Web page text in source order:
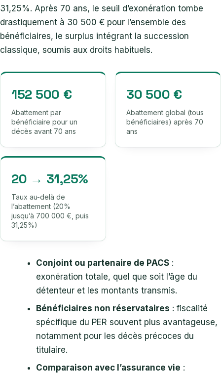
31,25%. Après 70 ans, le seuil d’exonération tombe
drastiquement à 30 500 € pour l’ensemble des
bénéficiaires, le surplus intégrant la succession
classique, soumis aux droits habituels.
152 500 €
Abattement par
bénéficiaire pour un
décès avant 70 ans
30 500 €
Abattement global (tous
bénéficiaires) après 70
ans
20 → 31,25%
Taux au-delà de
l’abattement (20%
jusqu’à 700 000 €, puis
31,25%)
Conjoint ou partenaire de PACS :
exonération totale, quel que soit l’âge du
détenteur et les montants transmis.
Bénéficiaires non réservataires : fiscalité
spécifique du PER souvent plus avantageuse,
notamment pour les décès précoces du
titulaire.
Comparaison avec l’assurance vie :